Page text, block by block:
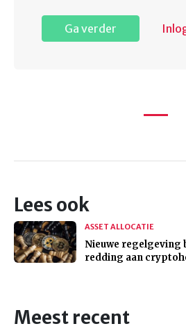
Ga verder
Lees ook
ASSET ALLOCATIE
Nieuwe regelgeving
redding aan
Meest recent